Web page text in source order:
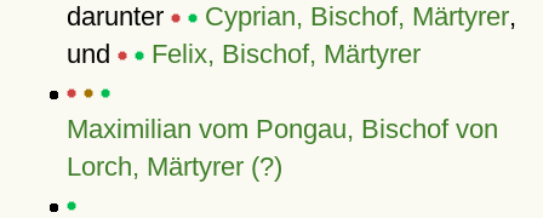
darunter
Cyprian, Bischof, Märtyrer,
und
Felix, Bischof, Märtyrer
Maximilian vom Pongau, Bischof von
Lorch, Märtyrer (?)